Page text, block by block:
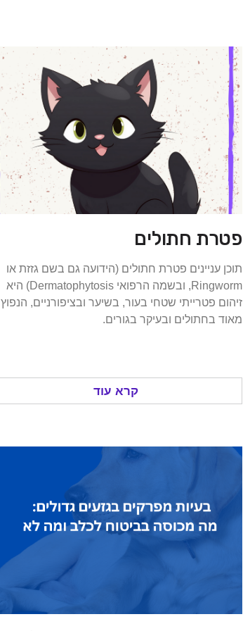
פטרת חתולים
תוכן עניינים פטרת חתולים (הידועה גם בשם גזזת או
Ringworm, ובשמה הרפואי Dermatophytosis) היא
זיהום פטרייתי שטחי בעור, בשיער ובציפורניים, הנפוץ
מאוד בחתולים ובעיקר בגורים.
קרא עוד